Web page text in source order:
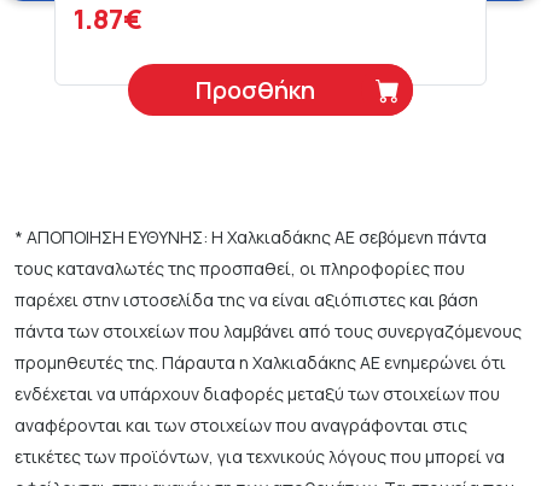
1.87€
Προσθήκη
* ΑΠΟΠΟΙΗΣΗ ΕΥΘΥΝΗΣ: Η Χαλκιαδάκης ΑΕ σεβόμενη πάντα
τους καταναλωτές της προσπαθεί, οι πληροφορίες που
παρέχει στην ιστοσελίδα της να είναι αξιόπιστες και βάση
πάντα των στοιχείων που λαμβάνει από τους συνεργαζόμενους
προμηθευτές της. Πάραυτα η Χαλκιαδάκης ΑΕ ενημερώνει ότι
ενδέχεται να υπάρχουν διαφορές μεταξύ των στοιχείων που
αναφέρονται και των στοιχείων που αναγράφονται στις
ετικέτες των προϊόντων, για τεχνικούς λόγους που μπορεί να